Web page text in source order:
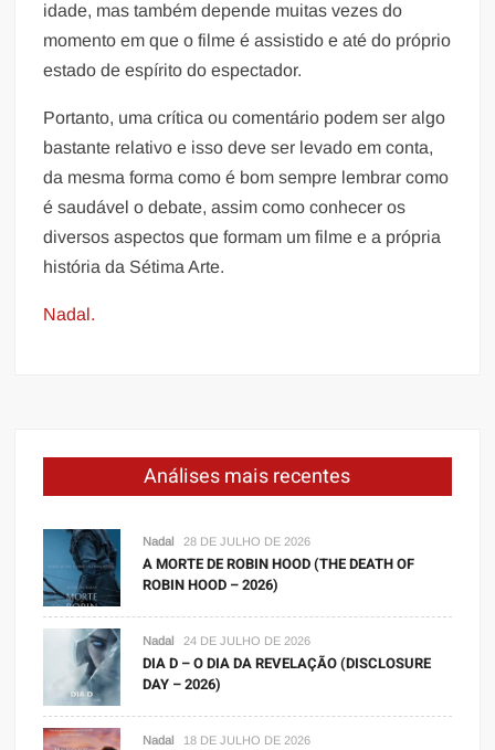
idade, mas também depende muitas vezes do
momento em que o filme é assistido e até do próprio
estado de espírito do espectador.
Portanto, uma crítica ou comentário podem ser algo
bastante relativo e isso deve ser levado em conta,
da mesma forma como é bom sempre lembrar como
é saudável o debate, assim como conhecer os
diversos aspectos que formam um filme e a própria
história da Sétima Arte.
Nadal.
Análises mais recentes
Nadal 28 DE JULHO DE 2026
A MORTE DE ROBIN HOOD (THE DEATH OF
ROBIN HOOD – 2026)
Nadal 24 DE JULHO DE 2026
DIA D – O DIA DA REVELAÇÃO (DISCLOSURE
DAY – 2026)
Nadal 18 DE JULHO DE 2026